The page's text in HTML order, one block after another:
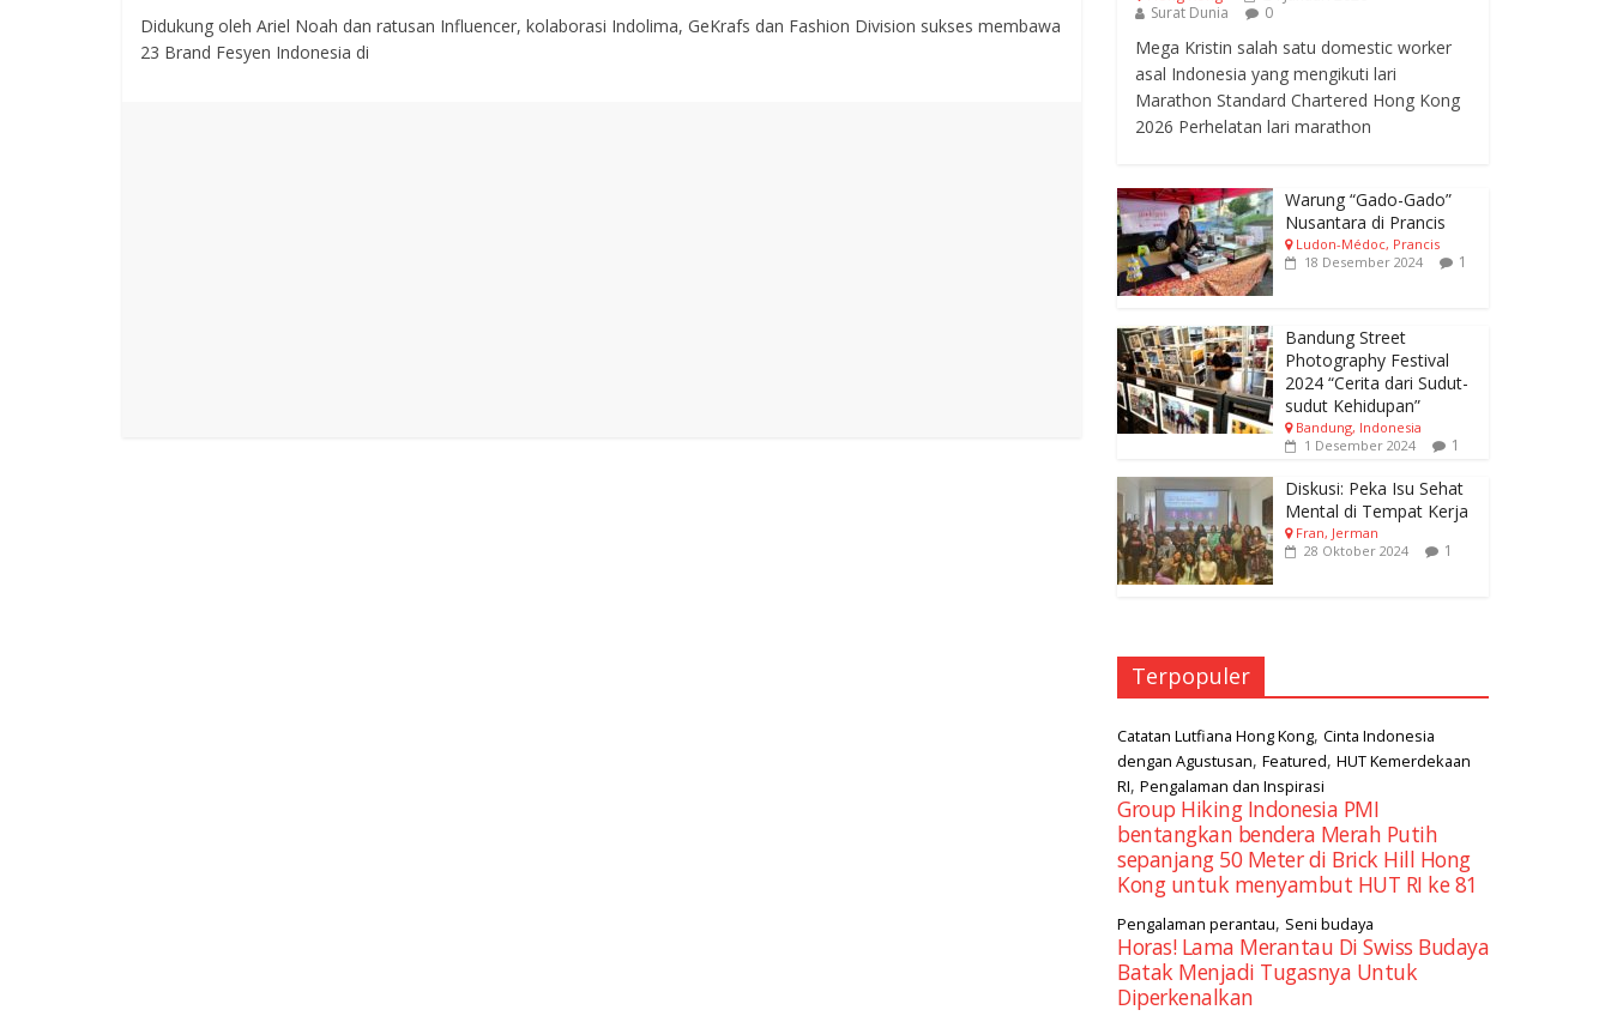
Didukung oleh Ariel Noah dan ratusan Influencer, kolaborasi Indolima, GeKrafs dan Fashion Division sukses membawa
23 Brand Fesyen Indonesia di
Surat Dunia
0
Mega Kristin salah satu domestic worker
asal Indonesia yang mengikuti lari
Marathon Standard Chartered Hong Kong
2026 Perhelatan lari marathon
Warung “Gado-Gado”
Nusantara di Prancis
Ludon-Médoc, Prancis
18 Desember 2024
1
Bandung Street
Photography Festival
2024 “Cerita dari Sudut-
sudut Kehidupan”
Bandung, Indonesia
1 Desember 2024
1
Diskusi: Peka Isu Sehat
Mental di Tempat Kerja
Fran, Jerman
28 Oktober 2024
1
Terpopuler
Catatan Lutfiana Hong Kong, Cinta Indonesia
dengan Agustusan, Featured, HUT Kemerdekaan
RI, Pengalaman dan Inspirasi
Group Hiking Indonesia PMI
bentangkan bendera Merah Putih
sepanjang 50 Meter di Brick Hill Hong
Kong untuk menyambut HUT RI ke 81
Pengalaman perantau, Seni budaya
Horas! Lama Merantau Di Swiss Budaya
Batak Menjadi Tugasnya Untuk
Diperkenalkan